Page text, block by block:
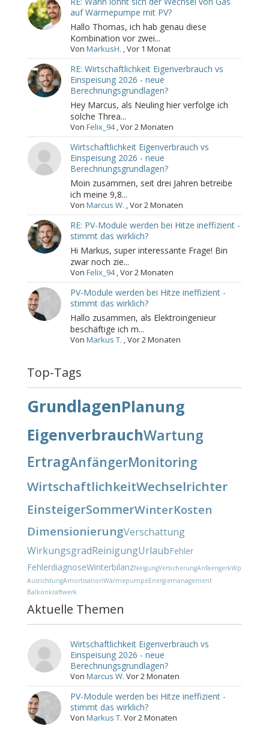
auf Wärmepumpe mit PV?
Hallo Thomas, ich hab genau diese
Kombination vor zwei...
VonMarkusH. ,Vor 1 Monat
RE: Wirtschaftlichkeit Eigenverbrauch vs
Einspeisung 2026 - neue
Berechnungsgrundlagen?
Hey Marcus, als Neuling hier verfolge ich
solche Threa...
VonFelix_94 ,Vor 2 Monaten
Wirtschaftlichkeit Eigenverbrauch vs
Einspeisung 2026 - neue
Berechnungsgrundlagen?
Moin zusammen, seit drei Jahren betreibe
ich meine 9,8...
VonMarcus W. ,Vor 2 Monaten
RE: PV-Module werden bei Hitze ineffizient -
stimmt das wirklich?
Hi Markus, super interessante Frage! Bin
zwar noch zie...
VonFelix_94 ,Vor 2 Monaten
PV-Module werden bei Hitze ineffizient -
stimmt das wirklich?
Hallo zusammen, als Elektroingenieur
beschäftige ich m...
VonMarkus T. ,Vor 2 Monaten
Top-Tags
GrundlagenPlanung
EigenverbrauchWartung
ErtragAnfängerMonitoring
WirtschaftlichkeitWechselrichter
EinsteigerSommerWinterKosten
DimensionierungVerschattung
WirkungsgradReinigungUrlaubFehler
FehlerdiagnoseWinterbilanzNeigungVersicherungAnfaengerkWp
AusrichtungAmortisationWärmepumpeEnergiemanagement
Balkonkraftwerk
Aktuelle Themen
Wirtschaftlichkeit Eigenverbrauch vs
Einspeisung 2026 - neue
Berechnungsgrundlagen?
VonMarcus W. Vor 2 Monaten
PV-Module werden bei Hitze ineffizient -
stimmt das wirklich?
VonMarkus T. Vor 2 Monaten